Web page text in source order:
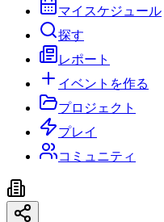
マイスケジュール
探す
レポート
イベントを作る
プロジェクト
プレイ
コミュニティ